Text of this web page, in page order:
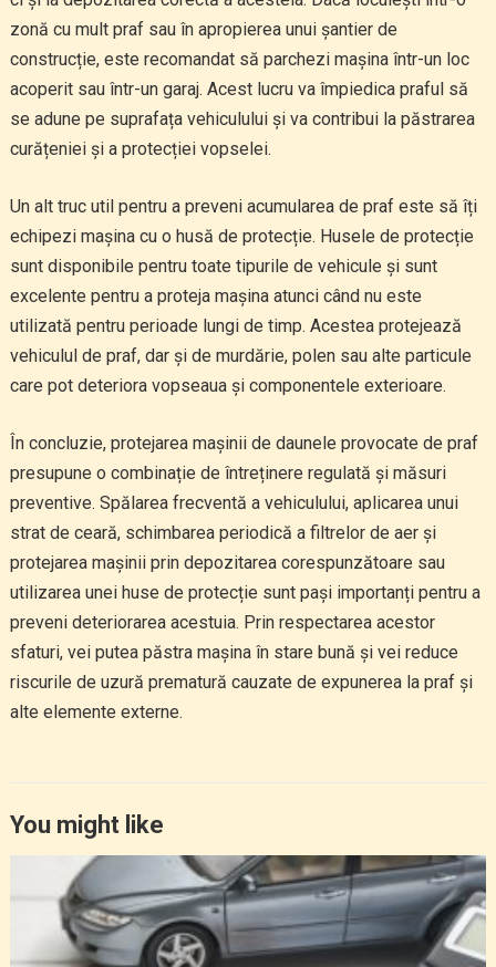
zonă cu mult praf sau în apropierea unui șantier de
construcție, este recomandat să parchezi mașina într-un loc
acoperit sau într-un garaj. Acest lucru va împiedica praful să
se adune pe suprafața vehiculului și va contribui la păstrarea
curățeniei și a protecției vopselei.
Un alt truc util pentru a preveni acumularea de praf este să îți
echipezi mașina cu o husă de protecție. Husele de protecție
sunt disponibile pentru toate tipurile de vehicule și sunt
excelente pentru a proteja mașina atunci când nu este
utilizată pentru perioade lungi de timp. Acestea protejează
vehiculul de praf, dar și de murdărie, polen sau alte particule
care pot deteriora vopseaua și componentele exterioare.
În concluzie, protejarea mașinii de daunele provocate de praf
presupune o combinație de întreținere regulată și măsuri
preventive. Spălarea frecventă a vehiculului, aplicarea unui
strat de ceară, schimbarea periodică a filtrelor de aer și
protejarea mașinii prin depozitarea corespunzătoare sau
utilizarea unei huse de protecție sunt pași importanți pentru a
preveni deteriorarea acestuia. Prin respectarea acestor
sfaturi, vei putea păstra mașina în stare bună și vei reduce
riscurile de uzură prematură cauzate de expunerea la praf și
alte elemente externe.
You might like